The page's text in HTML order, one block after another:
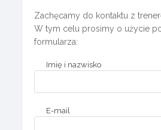
Zachęcamy do kontaktu z
W tym celu prosimy o użycie
formularza:
Imię i nazwisko
E-mail